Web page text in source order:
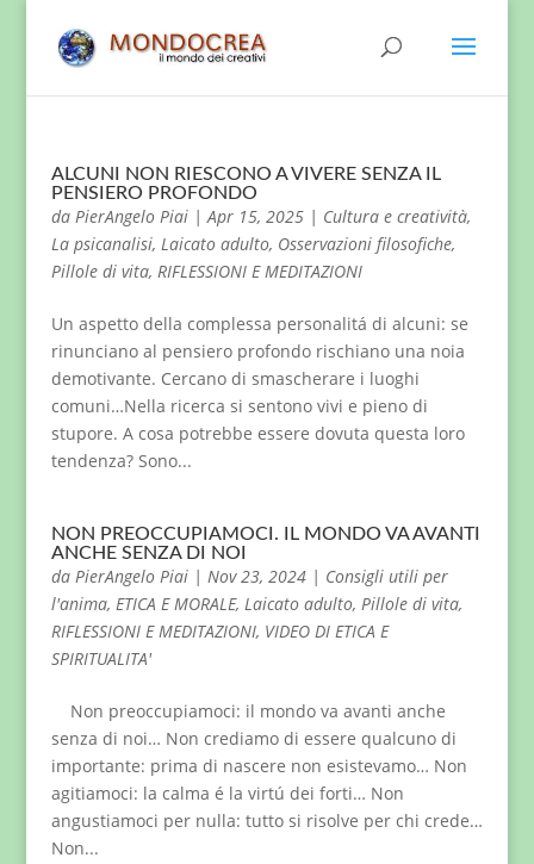
ALCUNI NON RIESCONO A VIVERE SENZA IL
PENSIERO PROFONDO
da PierAngelo Piai|Apr 15, 2025| Cultura e creatività,
La psicanalisi, Laicato adulto, Osservazioni filosofiche,
Pillole di vita, RIFLESSIONI E MEDITAZIONI
Un aspetto della complessa personalitá di alcuni: se
rinunciano al pensiero profondo rischiano una noia
demotivante. Cercano di smascherare i luoghi
comuni…Nella ricerca si sentono vivi e pieno di
stupore. A cosa potrebbe essere dovuta questa loro
tendenza? Sono...
NON PREOCCUPIAMOCI. IL MONDO VA AVANTI
ANCHE SENZA DI NOI
da PierAngelo Piai| Nov 23, 2024| Consigli utili per
l'anima, ETICA E MORALE, Laicato adulto, Pillole di vita,
RIFLESSIONI E MEDITAZIONI, VIDEO DI ETICA E
SPIRITUALITA'
Non preoccupiamoci: il mondo va avanti anche
senza di noi… Non crediamo di essere qualcuno di
importante: prima di nascere non esistevamo… Non
agitiamoci: la calma é la virtú dei forti… Non
angustiamoci per nulla: tutto si risolve per chi crede…
Non...